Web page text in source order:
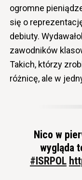
ogromne
się o
debiuty.
zawodników
Takich, którzy
różnicę, ale w
Nico w
wygląda
#ISRPOL